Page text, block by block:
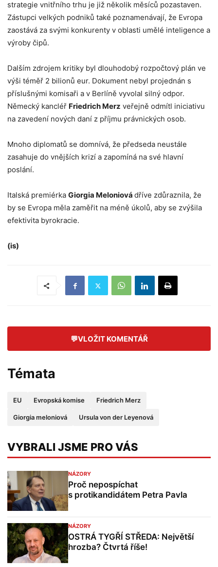
strategie vnitřního trhu je již několik měsíců pozastaven.
Zástupci velkých podniků také poznamenávají, že Evropa
zaostává za svými konkurenty v oblasti umělé inteligence a
výroby čipů.
Dalším zdrojem kritiky byl dlouhodobý rozpočtový plán ve
výši téměř 2 bilionů eur. Dokument nebyl projednán s
příslušnými komisaři a v Berlíně vyvolal silný odpor.
Německý kancléř Friedrich Merz veřejně odmítl iniciativu
na zavedení nových daní z příjmu právnických osob.
Mnoho diplomatů se domnívá, že předseda neustále
zasahuje do vnějších krizí a zapomíná na své hlavní
poslání.
Italská premiérka Giorgia Meloniová dříve zdůraznila, že
by se Evropa měla zaměřit na méně úkolů, aby se zvýšila
efektivita byrokracie.
(is)
💬VLOŽIT KOMENTÁŘ
Témata
EU Evropská komise Friedrich Merz
Giorgia meloniová Ursula von der Leyenová
VYBRALI JSME PRO VÁS
NÁZORY
Proč nepospíchat
s protikandidátem Petra Pavla
NÁZORY
OSTRÁ TYGŘÍ STŘEDA: Největší
hrozba? Čtvrtá říše!